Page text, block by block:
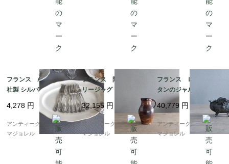
フランス A. Frionnet
社製 シルバープレーテ
ッドフォーク 7538_2
3_33
4,278 円
アンティークギャラリー
マジョレル
フランス 陶器 ポタ
リージャグ 7290
32,155 円
アンティークギャラリー
マジョレル
フランス ロココ エ
タンのジャルディニエ
ール 7750
40,779 円
アンティークギャラリー
マジョレル